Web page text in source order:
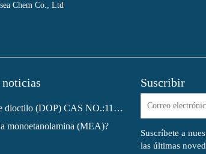
Chem Co., Ltd
Ftalato de dioctilo (DOP) CAS NO.:117-81-7
monoetanolamina (MEA)?
Suscribir
Suscríbete a
las últimas